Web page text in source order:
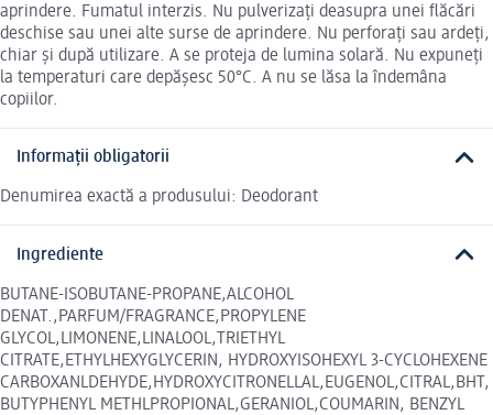
aprindere. Fumatul interzis. Nu pulverizaţi deasupra unei flăcări
deschise sau unei alte surse de aprindere. Nu perforați sau ardeți,
chiar și după utilizare. A se proteja de lumina solară. Nu expuneţi
la temperaturi care depăşesc 50°C. A nu se lăsa la îndemâna
copiilor.
Informații obligatorii
Denumirea exactă a produsului: Deodorant
Ingrediente
BUTANE-ISOBUTANE-PROPANE,ALCOHOL
DENAT.,PARFUM/FRAGRANCE,PROPYLENE
GLYCOL,LIMONENE,LINALOOL,TRIETHYL
CITRATE,ETHYLHEXYGLYCERIN, HYDROXYISOHEXYL 3-CYCLOHEXENE
CARBOXANLDEHYDE,HYDROXYCITRONELLAL,EUGENOL,CITRAL,BHT,
BUTYPHENYL METHLPROPIONAL,GERANIOL,COUMARIN, BENZYL